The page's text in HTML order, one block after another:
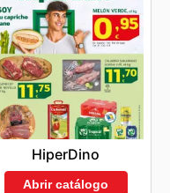
HiperDino
Abrir catálogo